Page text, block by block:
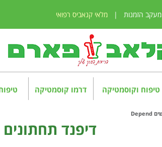
מעקב הזמנות | מלאי קנאביס רפואי
טיפוח וקוסמטיקה דרמו קוסמטיקה